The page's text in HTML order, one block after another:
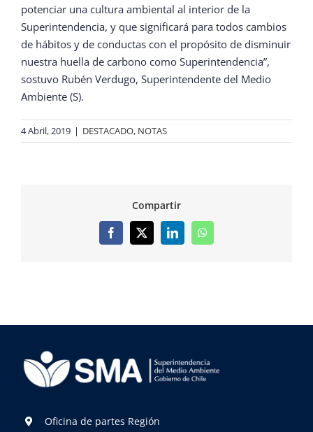
potenciar una cultura ambiental al interior de la
Superintendencia, y que significará para todos cambios
de hábitos y de conductas con el propósito de disminuir
nuestra huella de carbono como Superintendencia”,
sostuvo Rubén Verdugo, Superintendente del Medio
Ambiente (S).
4 Abril, 2019 | DESTACADO, NOTAS
Compartir
Facebook
X LinkedInWhatsApp
Oficina de partes Región